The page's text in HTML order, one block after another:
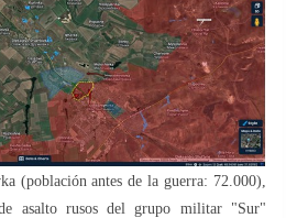
(población antes de la guerra: 72.000),
asalto rusos del grupo militar "Sur"